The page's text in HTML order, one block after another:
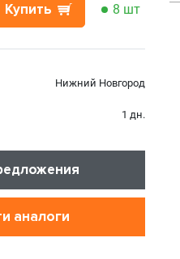
Купить 8 шт
Нижний Новгород
1 дн.
аналоги